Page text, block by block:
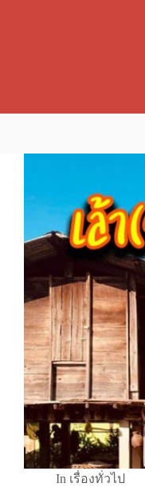
In เรื่องทั่วไป